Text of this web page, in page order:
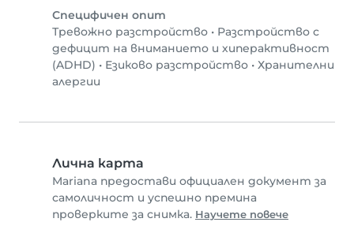
Специфичен опит
Тревожно разстройство • Разстройство с
дефицит на вниманието и хиперактивност
(ADHD) • Езиково разстройство • Хранителни
алергии
Лична карта
Mariana предостави официален документ за
самоличност и успешно премина
проверките за снимка. Научете повече